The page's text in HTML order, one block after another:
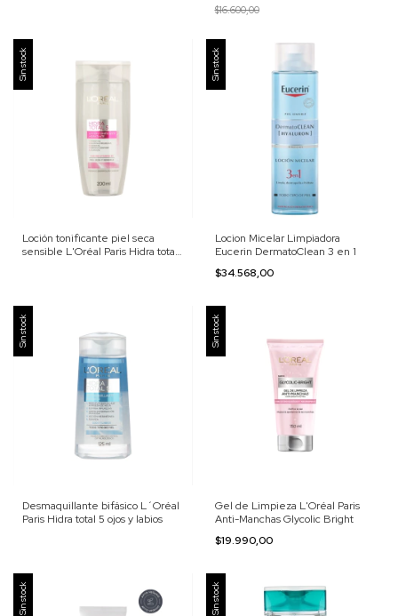
$16.600,00
Sin stock
Loción tonificante piel seca
sensible L'Oréal Paris Hidra total
Sin stock
Locion Micelar Limpiadora
Eucerin DermatoClean 3 en 1
$34.568,00
Sin stock
Desmaquillante bifásico L´Oréal
Paris Hidra total 5 ojos y labios
Sin stock
Gel de Limpieza L'Oréal Paris
Anti-Manchas Glycolic Bright
$19.990,00
Sin stock Sin stock